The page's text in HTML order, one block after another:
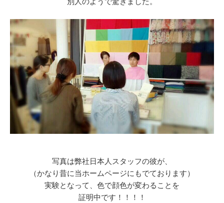
写真は弊社日本人スタッフの彼が、
（かなり昔に当ホームページにもでております）
実験となって、色で顔色が変わることを
証明中です！！！！